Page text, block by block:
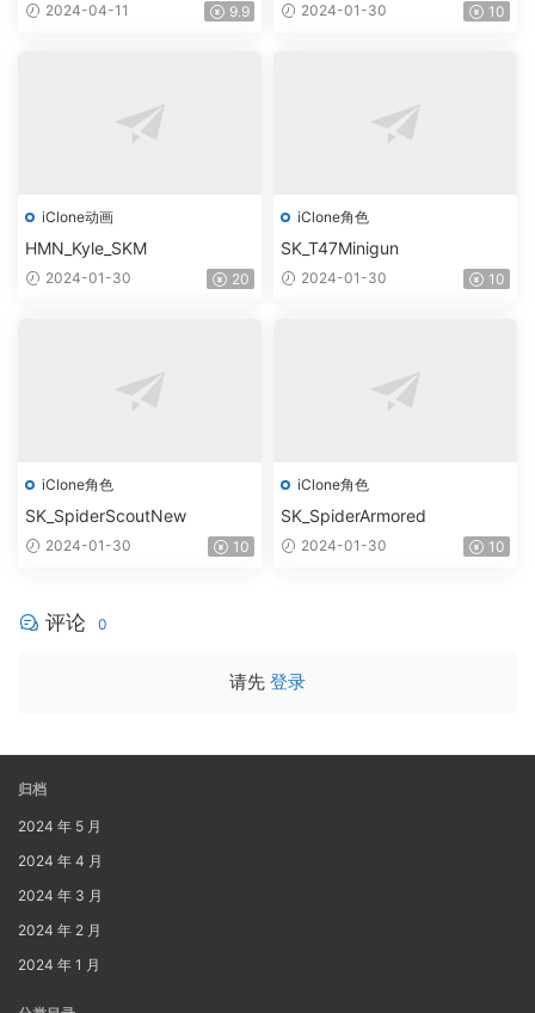
2024-04-11 9.9 2024-01-30 10
iClone动画
HMN_Kyle_SKM
2024-01-30 20
iClone角色
SK_T47Minigun
2024-01-30 10
iClone角色
SK_SpiderScoutNew
2024-01-30 10
iClone角色
SK_SpiderArmored
2024-01-30 10
评论 0
请先 登录
归档
2024 年 5 月
2024 年 4 月
2024 年 3 月
2024 年 2 月
2024 年 1 月